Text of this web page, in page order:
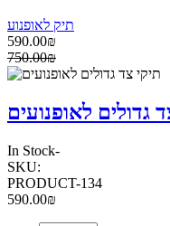
תיק לאופנוע
590.00₪
750.00₪
גדולים לאופנועים
In Stock-
SKU:
PRODUCT-134
590.00₪